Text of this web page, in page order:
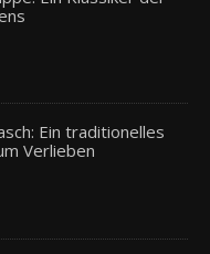
Ein traditionelles
Verlieben